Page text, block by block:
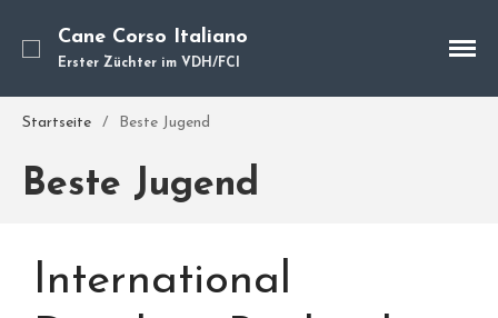
Über mich
Hundevermittlung
Cane Corso Italiano
Erster Züchter im VDH/FCI
Startseite / Beste Jugend
Beste Jugend
International